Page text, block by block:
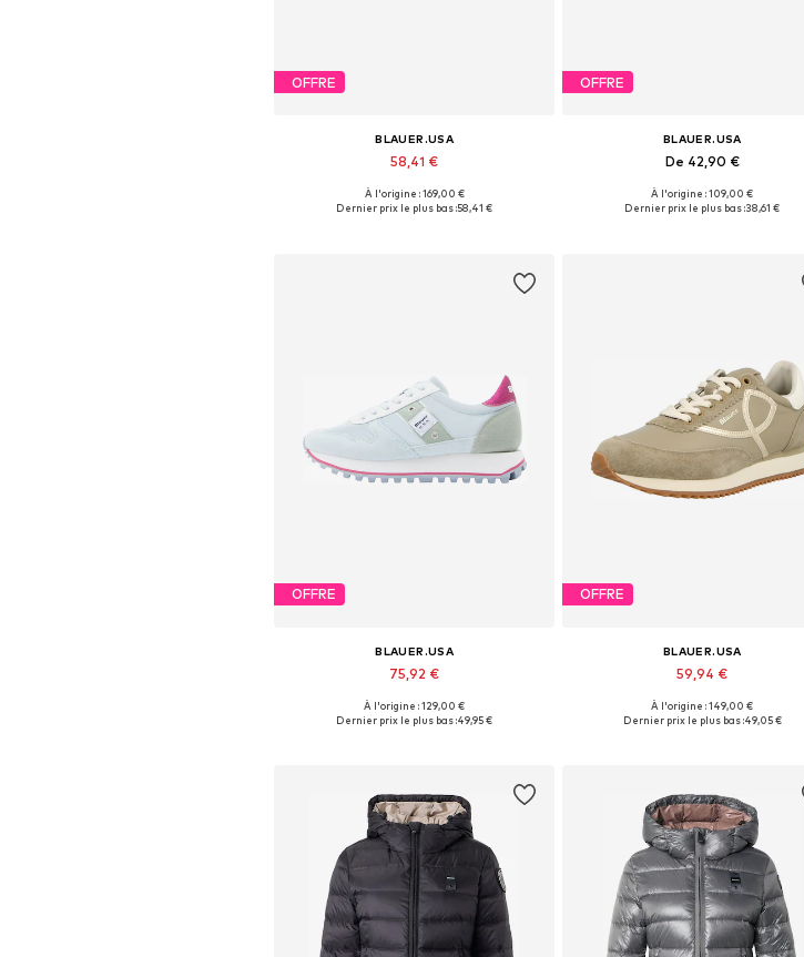
OFFRE
BLAUER.USA
58,41 €
Tailles disponibles: 37, 38, 39, 40
À l'origine : 169,00 €
Dernier prix le plus bas :58,41 €
OFFRE
BLAUER.USA
De 42,90 €
Tailles disponibles: 36, 37, 38, 39, 40
À l'origine : 109,00 €
Dernier prix le plus bas :38,61 €
OFFRE
BLAUER.USA
75,92 €
Tailles disponibles: 40, 41
À l'origine : 129,00 €
Dernier prix le plus bas :49,95 €
OFFRE
BLAUER.USA
59,94 €
Tailles disponibles: 36, 37, 40
À l'origine : 149,00 €
Dernier prix le plus bas :49,05 €